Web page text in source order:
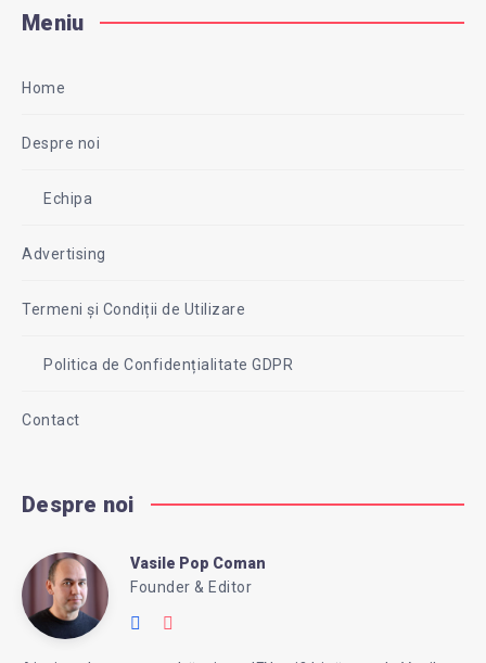
Meniu
Home
Despre noi
Echipa
Advertising
Termeni și Condiții de Utilizare
Politica de Confidențialitate GDPR
Contact
Despre noi
Vasile
Vasile Pop Coman
Founder & Editor
Follow